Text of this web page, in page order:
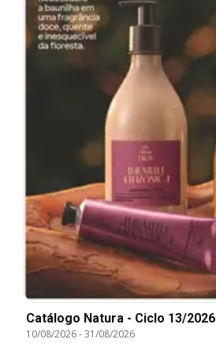
Catálogo Natura - Ciclo 13/2026
10/08/2026-31/08/2026